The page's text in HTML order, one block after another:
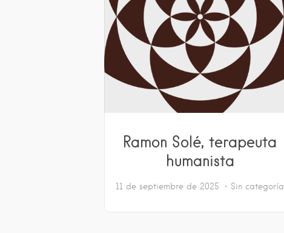
Ramon Solé, terapeuta
humanista
11 de septiembre de 2025 Sin categoría